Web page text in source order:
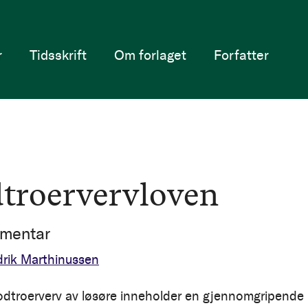
Tidsskrift Om forlaget Forfatter
Marthinussen
av løsøre inneholder en gjennomgripende